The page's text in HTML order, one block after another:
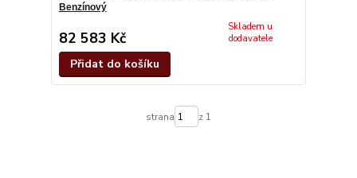
Benzínový
82 583 Kč
Skladem u
dodavatele
Přidat do košíku
strana z 1